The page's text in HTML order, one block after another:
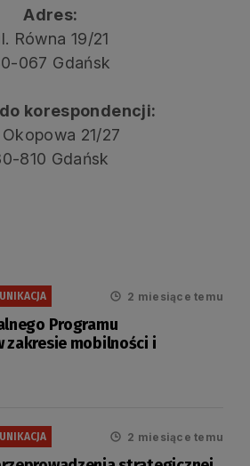
Adres:
Równa 19/21
067 Gdańsk
korespondencji:
21/27
810 Gdańsk
2 miesiące temu
Programu
zakresie mobilności i
2 miesiące temu